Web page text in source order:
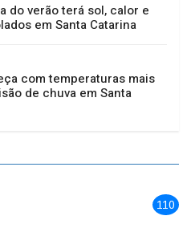
do verão terá sol, calor e
em Santa Catarina
com temperaturas mais
de chuva em Santa
110